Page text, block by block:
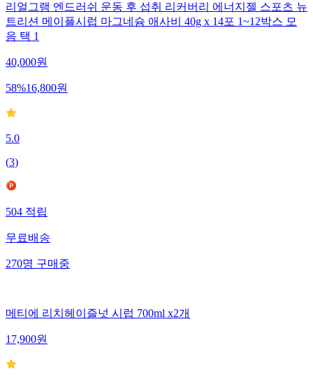
리얼그램 엔드러쉬 운동 후 섭취 리커버리 에너지젤 스포츠 뉴
트리션 메이플시럽 마그네슘 애사비 40g x 14포 1~12박스 모
음 택 1
40,000원
58%16,800원
5.0
(3)
504 적립
무료배송
270명 구매중
메티에 리치헤이즐넛 시럽 700ml x2개
17,900원